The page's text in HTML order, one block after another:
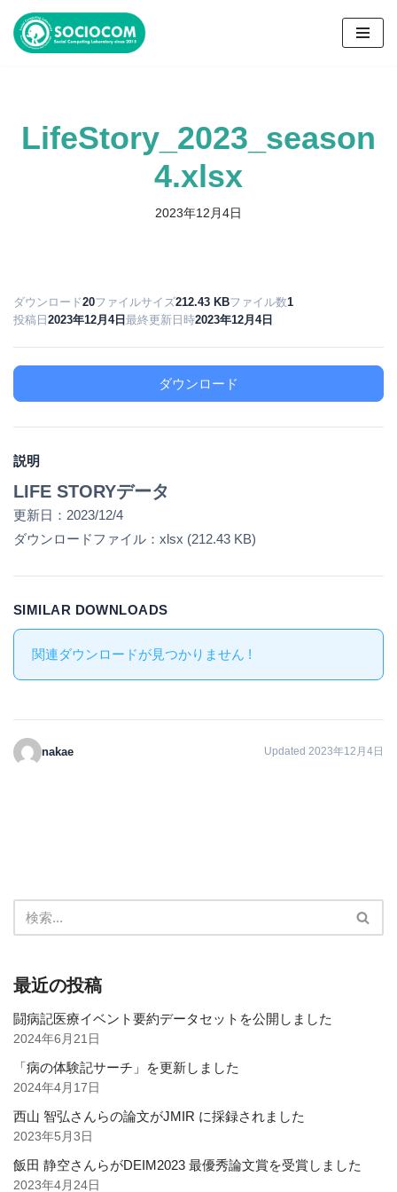
コ
へLifeStory_2023_season
4.xlsx
2023年12月4日
ダウンロード20ファイルサイズ212.43 KBファイル数1
投稿日2023年12月4日最終更新日時2023年12月4日
ダウンロード
説明
LIFE STORYデータ
更新日：2023/12/4
ダウンロードファイル：xlsx (212.43 KB)
SIMILAR DOWNLOADS
関連ダウンロードが見つかりません !
nakae Updated 2023年12月4日
最近の投稿
闘病記医療イベント要約データセットを公開しました
2024年6月21日
「病の体験記サーチ」を更新しました
2024年4月17日
西山 智弘さんらの論文がJMIR に採録されました
2023年5月3日
飯田 静空さんらがDEIM2023 最優秀論文賞を受賞しました
2023年4月24日